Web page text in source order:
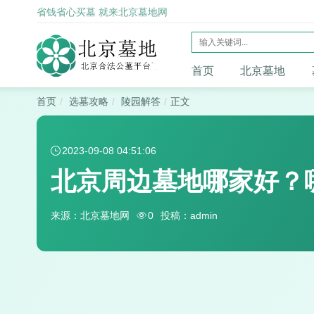
省钱省心买墓 就来北京墓地网
首页 北京墓地
首页 选墓攻略 陵园解答 正文
2023-09-08 04:51:06
北京周边墓地哪家好？
来源：北京墓地网 0 投稿：admin